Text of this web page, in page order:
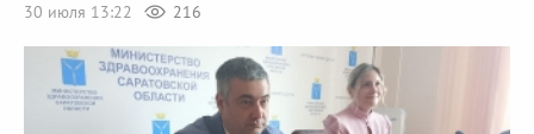
30 июля 13:22
216